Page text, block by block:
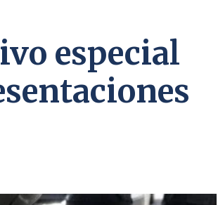
especial